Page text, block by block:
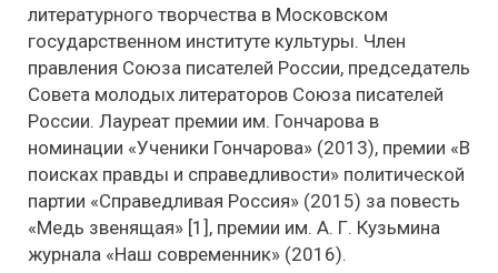
литературного творчества в Московском
государственном институте культуры. Член
правления Союза писателей России, председатель
Совета молодых литераторов Союза писателей
России. Лауреат премии им. Гончарова в
номинации «Ученики Гончарова» (2013), премии «В
поисках правды и справедливости» политической
партии «Справедливая Россия» (2015) за повесть
«Медь звенящая» [1], премии им. А. Г. Кузьмина
журнала «Наш современник» (2016).